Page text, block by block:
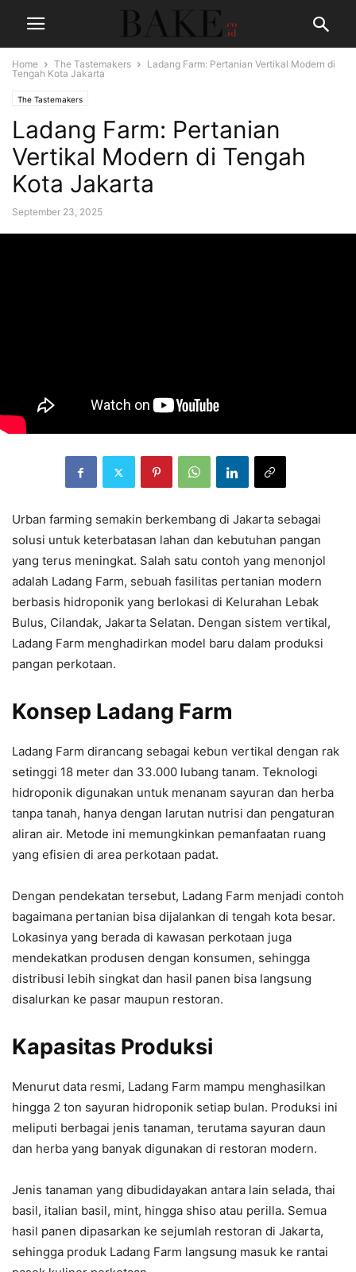
Home The Tastemakers
Ladang Farm: Pertanian Vertikal Modern di
Tengah Kota Jakarta
The Tastemakers
Ladang Farm: Pertanian
Vertikal Modern di Tengah
Kota Jakarta
September 23, 2025
Urban farming semakin berkembang di Jakarta sebagai
solusi untuk keterbatasan lahan dan kebutuhan pangan
yang terus meningkat. Salah satu contoh yang menonjol
adalah Ladang Farm, sebuah fasilitas pertanian modern
berbasis hidroponik yang berlokasi di Kelurahan Lebak
Bulus, Cilandak, Jakarta Selatan. Dengan sistem vertikal,
Ladang Farm menghadirkan model baru dalam produksi
pangan perkotaan.
Konsep Ladang Farm
Ladang Farm dirancang sebagai kebun vertikal dengan rak
setinggi 18 meter dan 33.000 lubang tanam. Teknologi
hidroponik digunakan untuk menanam sayuran dan herba
tanpa tanah, hanya dengan larutan nutrisi dan pengaturan
aliran air. Metode ini memungkinkan pemanfaatan ruang
yang efisien di area perkotaan padat.
Dengan pendekatan tersebut, Ladang Farm menjadi contoh
bagaimana pertanian bisa dijalankan di tengah kota besar.
Lokasinya yang berada di kawasan perkotaan juga
mendekatkan produsen dengan konsumen, sehingga
distribusi lebih singkat dan hasil panen bisa langsung
disalurkan ke pasar maupun restoran.
Kapasitas Produksi
Menurut data resmi, Ladang Farm mampu menghasilkan
hingga 2 ton sayuran hidroponik setiap bulan. Produksi ini
meliputi berbagai jenis tanaman, terutama sayuran daun
dan herba yang banyak digunakan di restoran modern.
Jenis tanaman yang dibudidayakan antara lain selada, thai
basil, italian basil, mint, hingga shiso atau perilla. Semua
hasil panen dipasarkan ke sejumlah restoran di Jakarta,
sehingga produk Ladang Farm langsung masuk ke rantai